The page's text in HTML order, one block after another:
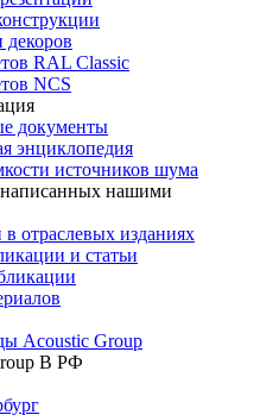
декоров
RAL Сlassic
NCS
документы
энциклопедия
источников шума
нашими
отраслевых изданиях
и статьи
Acoustic Group
В РФ